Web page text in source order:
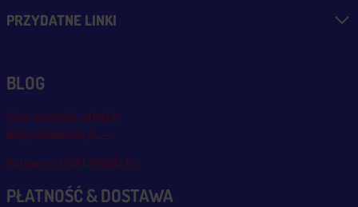
PRZYDATNE LINKI
BLOG
Blog, nowości, artykuły
Blog msalamon.pl →
Partnerzy MSALAMON.PL
PŁATNOŚĆ & DOSTAWA